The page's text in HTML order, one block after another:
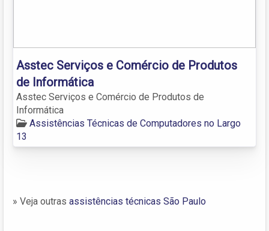
Asstec Serviços e Comércio de Produtos
de Informática
Asstec Serviços e Comércio de Produtos de
Informática
Assistências Técnicas de Computadores no Largo
13
» Veja outras assistências técnicas São Paulo